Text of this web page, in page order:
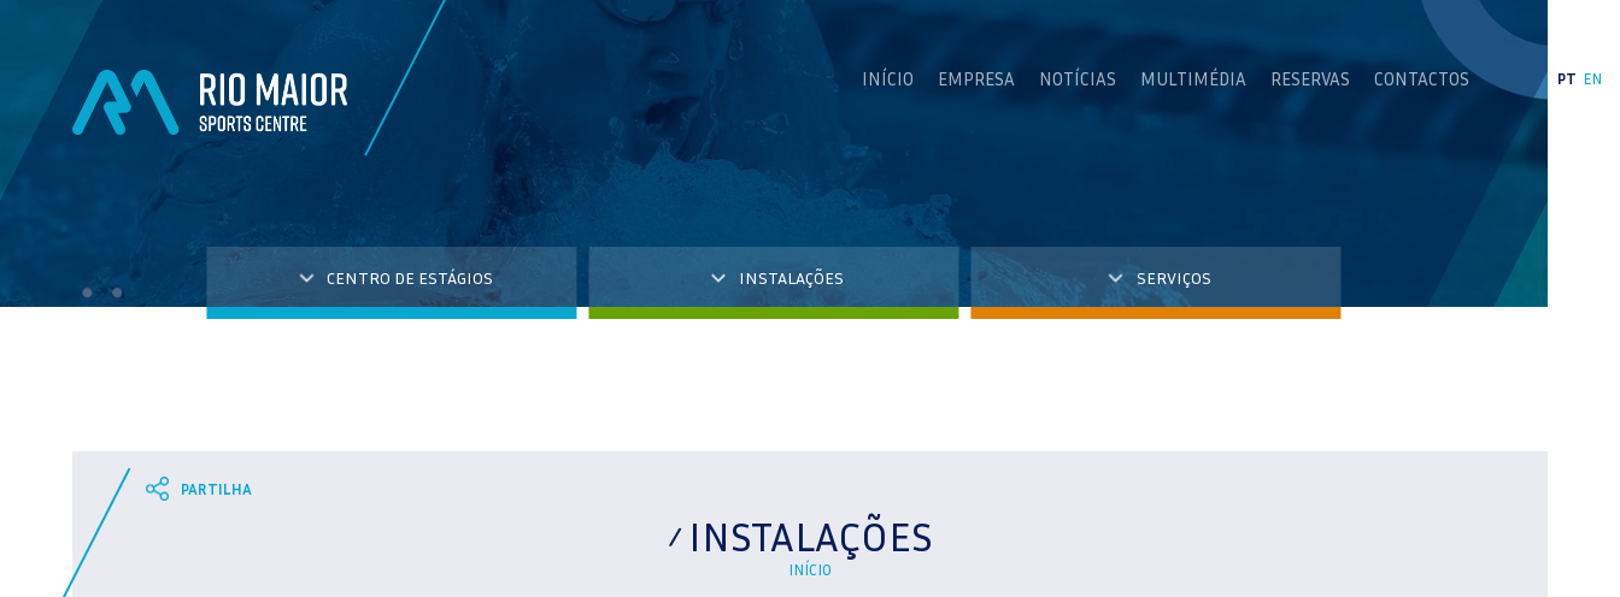
INÍCIO EMPRESA NOTÍCIAS MULTIMÉDIA RESERVAS CONTACTOS PT EN
CENTRO DE ESTÁGIOS INSTALAÇÕES SERVIÇOS
INSTALAÇÕES
INÍCIO